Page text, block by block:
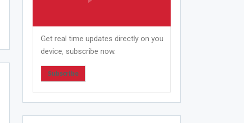
Get real time updates directly on you
device, subscribe now.
Subscribe